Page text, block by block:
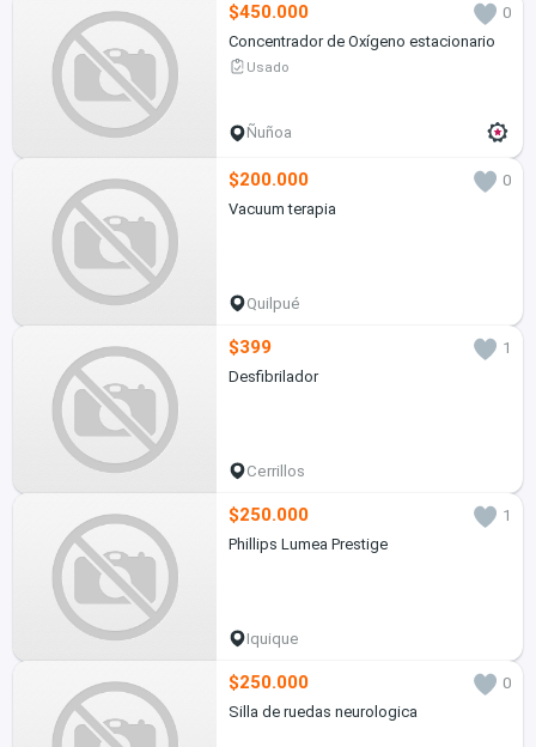
$450.000
0
Concentrador de Oxígeno estacionario
Usado
Ñuñoa
$200.000
0
Vacuum terapia
Quilpué
$399
1
Desfibrilador
Cerrillos
$250.000
1
Phillips Lumea Prestige
Iquique
$250.000
0
Silla de ruedas neurologica